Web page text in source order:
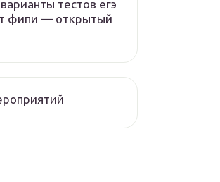
тестов егэ
фипи — открытый